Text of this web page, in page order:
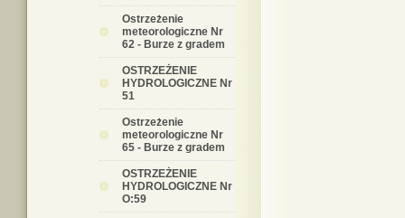
Ostrzeżenie
meteorologiczne Nr
62 - Burze z gradem
OSTRZEŻENIE
HYDROLOGICZNE Nr
51
Ostrzeżenie
meteorologiczne Nr
65 - Burze z gradem
OSTRZEŻENIE
HYDROLOGICZNE Nr
O:59